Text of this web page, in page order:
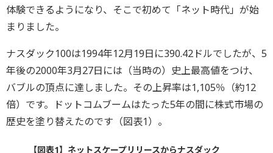
体験できるようになり、そこで初めて「ネット時代」が始
まりました。
ナスダック100は1994年12月19日に390.42ドルでしたが、5
年後の2000年3月27日には（当時の）史上最高値をつけ、
バブルの頂点に達しました。その上昇率は1,105％（約12
倍）です。ドットコムブームはたった5年の間に株式市場の
歴史を塗り替えたのです（図表1）。
【図表1】ネットスケープリリースからナスダック